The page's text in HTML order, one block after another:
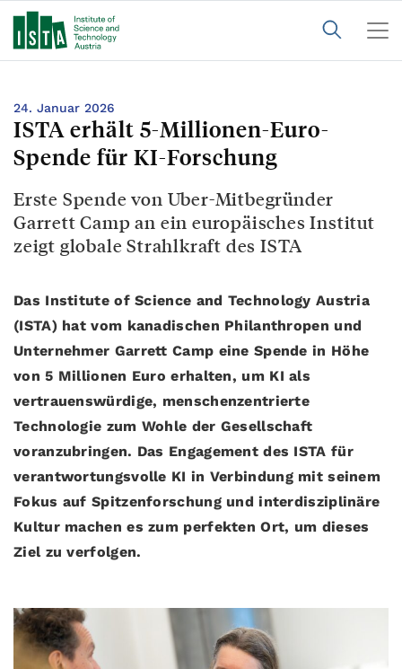
24. Januar 2026
ISTA erhält 5-Millionen-Euro-
Spende für KI-Forschung
Erste Spende von Uber-Mitbegründer
Garrett Camp an ein europäisches Institut
zeigt globale Strahlkraft des ISTA
Das Institute of Science and Technology Austria
(ISTA) hat vom kanadischen Philanthropen und
Unternehmer Garrett Camp eine Spende in Höhe
von 5 Millionen Euro erhalten, um KI als
vertrauenswürdige, menschenzentrierte
Technologie zum Wohle der Gesellschaft
voranzubringen. Das Engagement des ISTA für
verantwortungsvolle KI in Verbindung mit seinem
Fokus auf Spitzenforschung und interdisziplinäre
Kultur machen es zum perfekten Ort, um dieses
Ziel zu verfolgen.